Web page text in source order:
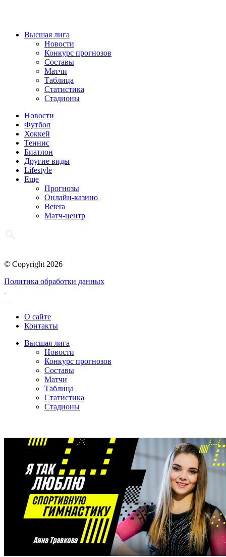
Высшая лига
Новости
Конкурс прогнозов
Составы
Матчи
Таблица
Статистика
Стадионы
Новости
Футбол
Хоккей
Теннис
Биатлон
Другие виды
Lifestyle
Еще
Прогнозы
Онлайн-казино
Betera
Матч-центр
© Copyright 2026
Политика обработки данных
О сайте
Контакты
Высшая лига
Новости
Конкурс прогнозов
Составы
Матчи
Таблица
Статистика
Стадионы